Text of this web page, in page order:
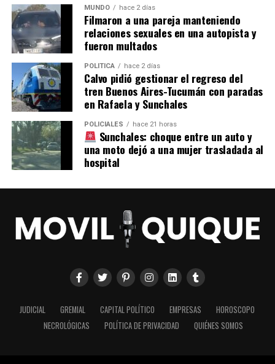
Con información de iProfesional
MUNDO hace 2 días
Filmaron a una pareja manteniendo
relaciones sexuales en una autopista y
fueron multados
POLITICA hace 2 días
Calvo pidió gestionar el regreso del
tren Buenos Aires-Tucumán con paradas
en Rafaela y Sunchales
POLICIALES hace 21 horas
Sunchales: choque entre un auto y
una moto dejó a una mujer trasladada al
hospital
JUDICIAL GREMIAL CAPITAL POLÍTICO EMPRESAS
HOROSCOPO
NECROLÓGICAS
POLÍTICA DE PRIVACIDAD QUIÉNES SOMOS